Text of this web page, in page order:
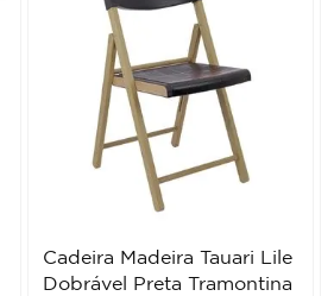
Cadeira Madeira Tauari Lile
Dobrável Preta Tramontina